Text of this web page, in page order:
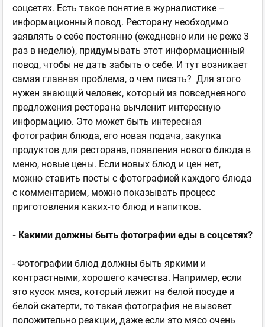
соцсетях. Есть такое понятие в журналистике –
информационный повод. Ресторану необходимо
заявлять о себе постоянно (ежедневно или не реже 3
раз в неделю), придумывать этот информационный
повод, чтобы не дать забыть о себе. И тут возникает
самая главная проблема, о чем писать? Для этого
нужен знающий человек, который из повседневного
предложения ресторана вычленит интересную
информацию. Это может быть интересная
фотография блюда, его новая подача, закупка
продуктов для ресторана, появления нового блюда в
меню, новые цены. Если новых блюд и цен нет,
можно ставить посты с фотографией каждого блюда
с комментарием, можно показывать процесс
приготовления каких-то блюд и напитков.
- Какими должны быть фотографии еды в соцсетях?
- Фотографии блюд должны быть яркими и
контрастными, хорошего качества. Например, если
это кусок мяса, который лежит на белой посуде и
белой скатерти, то такая фотография не вызовет
положительно реакции, даже если это мясо очень